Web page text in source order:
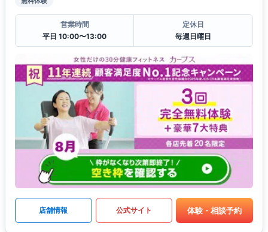
営業時間
平日 10:00〜13:00
定休日
毎週日曜日
店舗情報 公式サイト 体験・相談予約